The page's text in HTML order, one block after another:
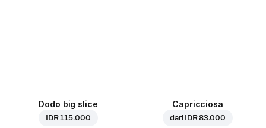
Dodo big slice
IDR 115.000
Capricciosa
dari IDR 83.000